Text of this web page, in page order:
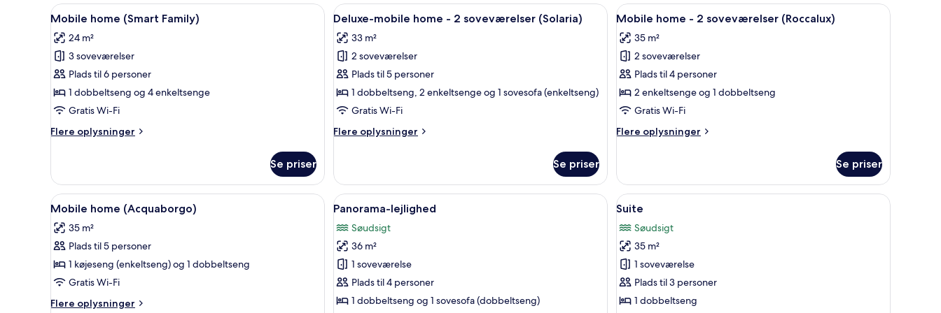
soveværelse
home
(Smart)
2)
Indlæs
alle
billeder
af
Mobile
home
(Smart
Et lille hotelværelse med en enkelt seng, et vindue med gardiner og et natbord med lampe og legetøj.
4
Mobile home (Smart Family)
24 m²
3 soveværelser
Plads til 6 personer
1 dobbeltseng og 4 enkeltsenge
Gratis Wi-Fi
Flere oplysninger
Flere
home
(Smart
Family)
Se priser
Indlæs
alle
billeder
af
Deluxe-
mobile
home
2
Et soveværelse med to senge, et vindue med gardiner, en træsenggavl og en reol med legetøj.
4
Deluxe-mobile home - 2 soveværelser (Solaria)
33 m²
2 soveværelser
Plads til 5 personer
1 dobbeltseng, 2 enkeltsenge og 1 sovesofa (enkeltseng)
Gratis Wi-Fi
Flere oplysninger
Flere
mobile
home
-
soveværelser
(Solaria)
Se priser
Indlæs
alle
billeder
af
Mobile
home
-
soveværelser
Et soveværelse med to senge, et vindue
4
Mobile home - 2 soveværelser (Roccalux)
35 m²
2 soveværelser
Plads til 4 personer
2 enkeltsenge og 1 dobbeltseng
Gratis Wi-Fi
Flere oplysninger
Flere
home
2
(Roccalux)
Se priser
Indlæs
alle
billeder
af
Mobile
home
(Acquaborgo)
Et soveværelse med seng, puder, en sengegavl, et vindue og gardiner.
7
Mobile home (Acquaborgo)
35 m²
Plads til 5 personer
1 køjeseng (enkeltseng) og 1 dobbeltseng
Gratis Wi-Fi
Flere oplysninger
Flere
Indlæs
alle
billeder
af
Panorama-
lejlighed
En seng med trægavl, rød væg og et vindue med udsigt til træer.
4
Panorama-lejlighed
Søudsigt
36 m²
1 soveværelse
Plads til 4 personer
1 dobbeltseng og 1 sovesofa (dobbeltseng)
Indlæs
alle
billeder
af
Suite
Et telt med seng, grønne stole, en lampe og
6
Suite
Søudsigt
35 m²
1 soveværelse
Plads til 3 personer
1 dobbeltseng